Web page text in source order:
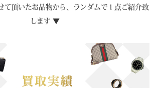
頂いたお品物から、ランダムで１点ご紹介致
します ▼